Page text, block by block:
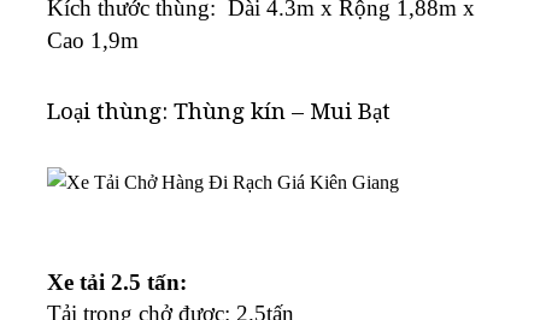
Kích thước thùng: Dài 4.3m x Rộng 1,88m x
Cao 1,9m
Loại thùng: Thùng kín – Mui Bạt
Xe tải 2.5 tấn:
Tải trọng chở được: 2.5tấn